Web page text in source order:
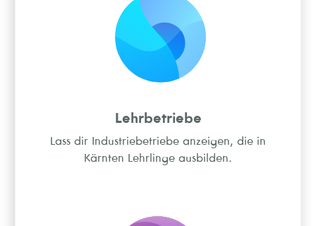
Lehrbetriebe
Lass dir Industriebetriebe anzeigen, die in
Kärnten Lehrlinge ausbilden.